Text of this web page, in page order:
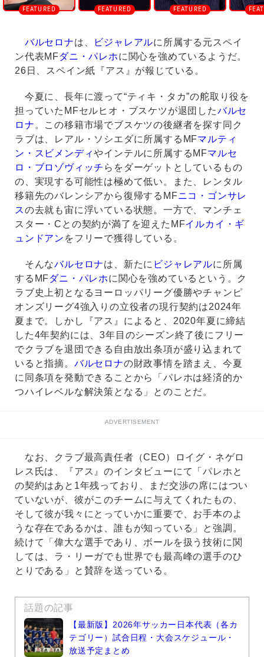
バルセロナは、 ビジャレアルに所属する元スペイ
ン代表MFダニ・パレホに関心を強めているようだ。
26日、スペイン紙『アス』が報じている。
今夏に、長年に渡って“ティキ・タカ”の舵取り役を
担っていたMFセルヒオ・ブスケツが退団したバルセ
ロナ。この移籍市場でブスケツの後継者を探す同ク
ラブは、レアル・ソシエダに所属するMFマルティ
ン・スビメンディやインテルに所属するMFマルセ
ロ・ブロゾヴィッチ らをダーゲットとしているもの
の、実現する可能性は極めて低い。また、レンタル
移籍先のバレンシアから復帰するMFニコ・ゴンサレ
スの去就も宙に浮いている状態。一方で、マンチェ
スター・Cとの契約が満了を迎えたMFイルカイ・ギ
ュンドアン をフリーで獲得している。
そんなバルセロナは、新たに ビジャレアルに所属
するMFダニ・パレホに関心を強めているという。ク
ラブ史上初となるヨーロッパリーグ優勝やチャンピ
オンズリーグ4強入りの立役者の現行契約は2024年
夏まで。しかし『アス』によると、2020年夏に締結
した4年契約には、3年目のシーズン終了後にフリー
でクラブを退団できる自由放出条項が盛り込まれて
いると指摘。 バルセロナの財政事情を踏まえ、今夏
に同条項を発動できることから「パレホは経済的か
つハイレベルな解決策となる」とのことだ。
ADVERTISEMENT
なお、クラブ最高責任者（CEO）ロイグ・ネゲロ
レス氏は、『アス』のインタビューにて「パレホと
の契約はあと1年残っており、まだ交渉の席にはつい
ていないが、彼がこのチームに与えてくれたもの、
そして彼が我々にとっていかに重要で、お手本のよ
うな存在であるかは、誰もが知っている」と強調。
続けて「偉大な選手であり、ボールを扱う技術に関
しては、ラ・リーガでも世界でも最高峰の選手のひ
とりである」と賛辞を送っている。
話題の記事
【最新版】2026年サッカー日本代表（各カ
テゴリー）試合日程・大会スケジュール・
放送予定まとめ